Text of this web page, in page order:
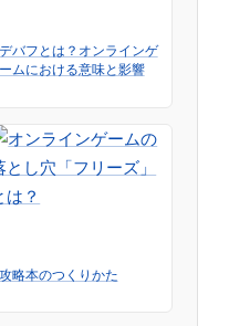
デバフとは？オンラインゲ
ームにおける意味と影響
攻略本のつくりかた